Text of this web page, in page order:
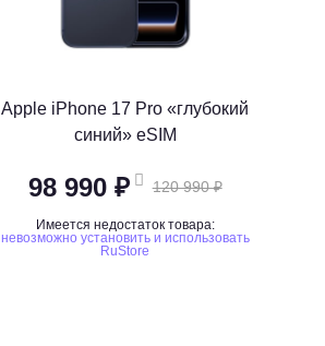
Apple iPhone 17 Pro «глубокий
синий» eSIM
98 990 ₽ 120 990 ₽
Имеется недостаток товара:
невозможно установить и использовать
RuStore